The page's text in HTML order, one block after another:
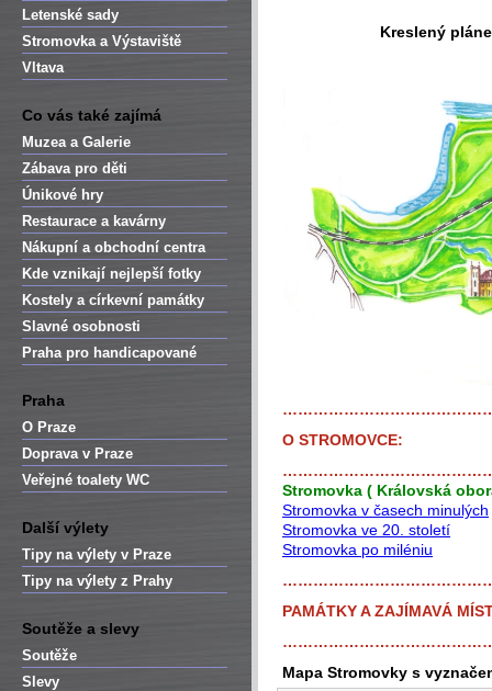
Letenské sady
Stromovka a Výstaviště
Vltava
Co vás také zajímá
Muzea a Galerie
Zábava pro děti
Únikové hry
Restaurace a kavárny
Nákupní a obchodní centra
Kde vznikají nejlepší fotky
Kostely a církevní památky
Slavné osobnosti
Praha pro handicapované
Praha
O Praze
Doprava v Praze
Veřejné toalety WC
Další výlety
Tipy na výlety v Praze
Tipy na výlety z Prahy
Soutěže a slevy
Soutěže
Slevy
Kreslený
O STROMOVCE:
Stromovka ( Královská
Stromovka v časech minulých
Stromovka ve 20. století
Stromovka po miléniu
PAMÁTKY A ZAJÍMAVÁ
Mapa Stromovky s